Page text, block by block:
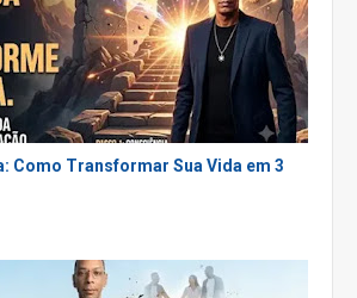
Como Transformar Sua Vida em 3